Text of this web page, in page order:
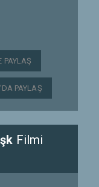
PAYLAŞ
PAYLAŞ
Filmi